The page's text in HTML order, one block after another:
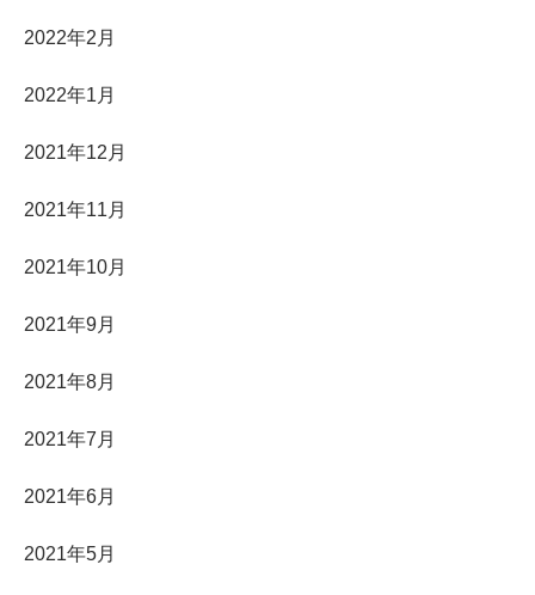
2022年2月
2022年1月
2021年12月
2021年11月
2021年10月
2021年9月
2021年8月
2021年7月
2021年6月
2021年5月